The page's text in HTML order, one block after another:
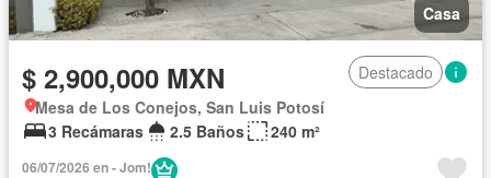
Casa
$ 2,900,000 MXN
Destacado
Mesa de Los Conejos, San Luis Potosí
3 Recámaras
2.5 Baños 240 m²
06/07/2026 en - Jom!